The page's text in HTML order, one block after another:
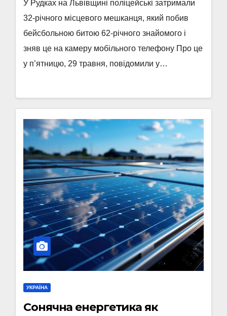
У Рудках на Львівщині поліцейські затримали
32-річного місцевого мешканця, який побив
бейсбольною битою 62-річного знайомого і
зняв це на камеру мобільного телефону Про це
у п’ятницю, 29 травня, повідомили у…
УКРАЇНА
Сонячна енергетика як